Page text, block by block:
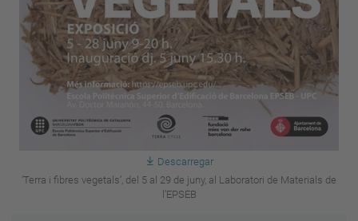
Descarregar
‘Terra i fibres vegetals’, del 5 al 29 de juny, al Laboratori de Materials de
l’EPSEB